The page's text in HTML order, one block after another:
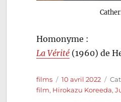
Homonyme :
La Vérité (1960) de
Auteur
films
Publié
le
10 avril 2022
film, Hirokazu Koreeda,